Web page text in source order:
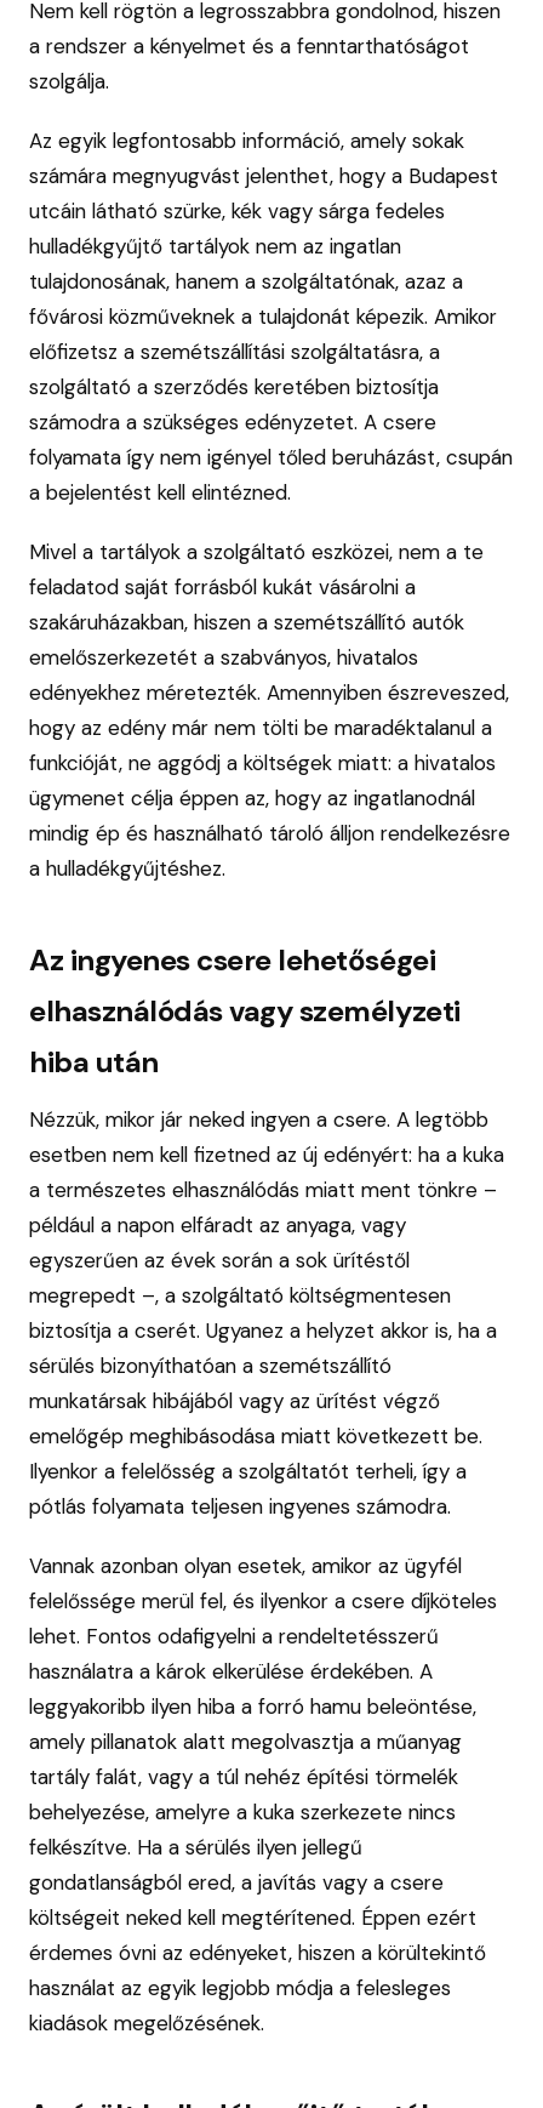
Nem kell rögtön a legrosszabbra gondolnod, hiszen
a rendszer a kényelmet és a fenntarthatóságot
szolgálja.
Az egyik legfontosabb információ, amely sokak
számára megnyugvást jelenthet, hogy a Budapest
utcáin látható szürke, kék vagy sárga fedeles
hulladékgyűjtő tartályok nem az ingatlan
tulajdonosának, hanem a szolgáltatónak, azaz a
fővárosi közműveknek a tulajdonát képezik. Amikor
előfizetsz a szemétszállítási szolgáltatásra, a
szolgáltató a szerződés keretében biztosítja
számodra a szükséges edényzetet. A csere
folyamata így nem igényel tőled beruházást, csupán
a bejelentést kell elintézned.
Mivel a tartályok a szolgáltató eszközei, nem a te
feladatod saját forrásból kukát vásárolni a
szakáruházakban, hiszen a szemétszállító autók
emelőszerkezetét a szabványos, hivatalos
edényekhez méretezték. Amennyiben észreveszed,
hogy az edény már nem tölti be maradéktalanul a
funkcióját, ne aggódj a költségek miatt: a hivatalos
ügymenet célja éppen az, hogy az ingatlanodnál
mindig ép és használható tároló álljon rendelkezésre
a hulladékgyűjtéshez.
Az ingyenes csere lehetőségei
elhasználódás vagy személyzeti
hiba után
Nézzük, mikor jár neked ingyen a csere. A legtöbb
esetben nem kell fizetned az új edényért: ha a kuka
a természetes elhasználódás miatt ment tönkre –
például a napon elfáradt az anyaga, vagy
egyszerűen az évek során a sok ürítéstől
megrepedt –, a szolgáltató költségmentesen
biztosítja a cserét. Ugyanez a helyzet akkor is, ha a
sérülés bizonyíthatóan a szemétszállító
munkatársak hibájából vagy az ürítést végző
emelőgép meghibásodása miatt következett be.
Ilyenkor a felelősség a szolgáltatót terheli, így a
pótlás folyamata teljesen ingyenes számodra.
Vannak azonban olyan esetek, amikor az ügyfél
felelőssége merül fel, és ilyenkor a csere díjköteles
lehet. Fontos odafigyelni a rendeltetésszerű
használatra a károk elkerülése érdekében. A
leggyakoribb ilyen hiba a forró hamu beleöntése,
amely pillanatok alatt megolvasztja a műanyag
tartály falát, vagy a túl nehéz építési törmelék
behelyezése, amelyre a kuka szerkezete nincs
felkészítve. Ha a sérülés ilyen jellegű
gondatlanságból ered, a javítás vagy a csere
költségeit neked kell megtérítened. Éppen ezért
érdemes óvni az edényeket, hiszen a körültekintő
használat az egyik legjobb módja a felesleges
kiadások megelőzésének.